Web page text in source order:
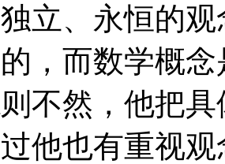
立、永恒的
，而数学概
不然，他把
他也有重视